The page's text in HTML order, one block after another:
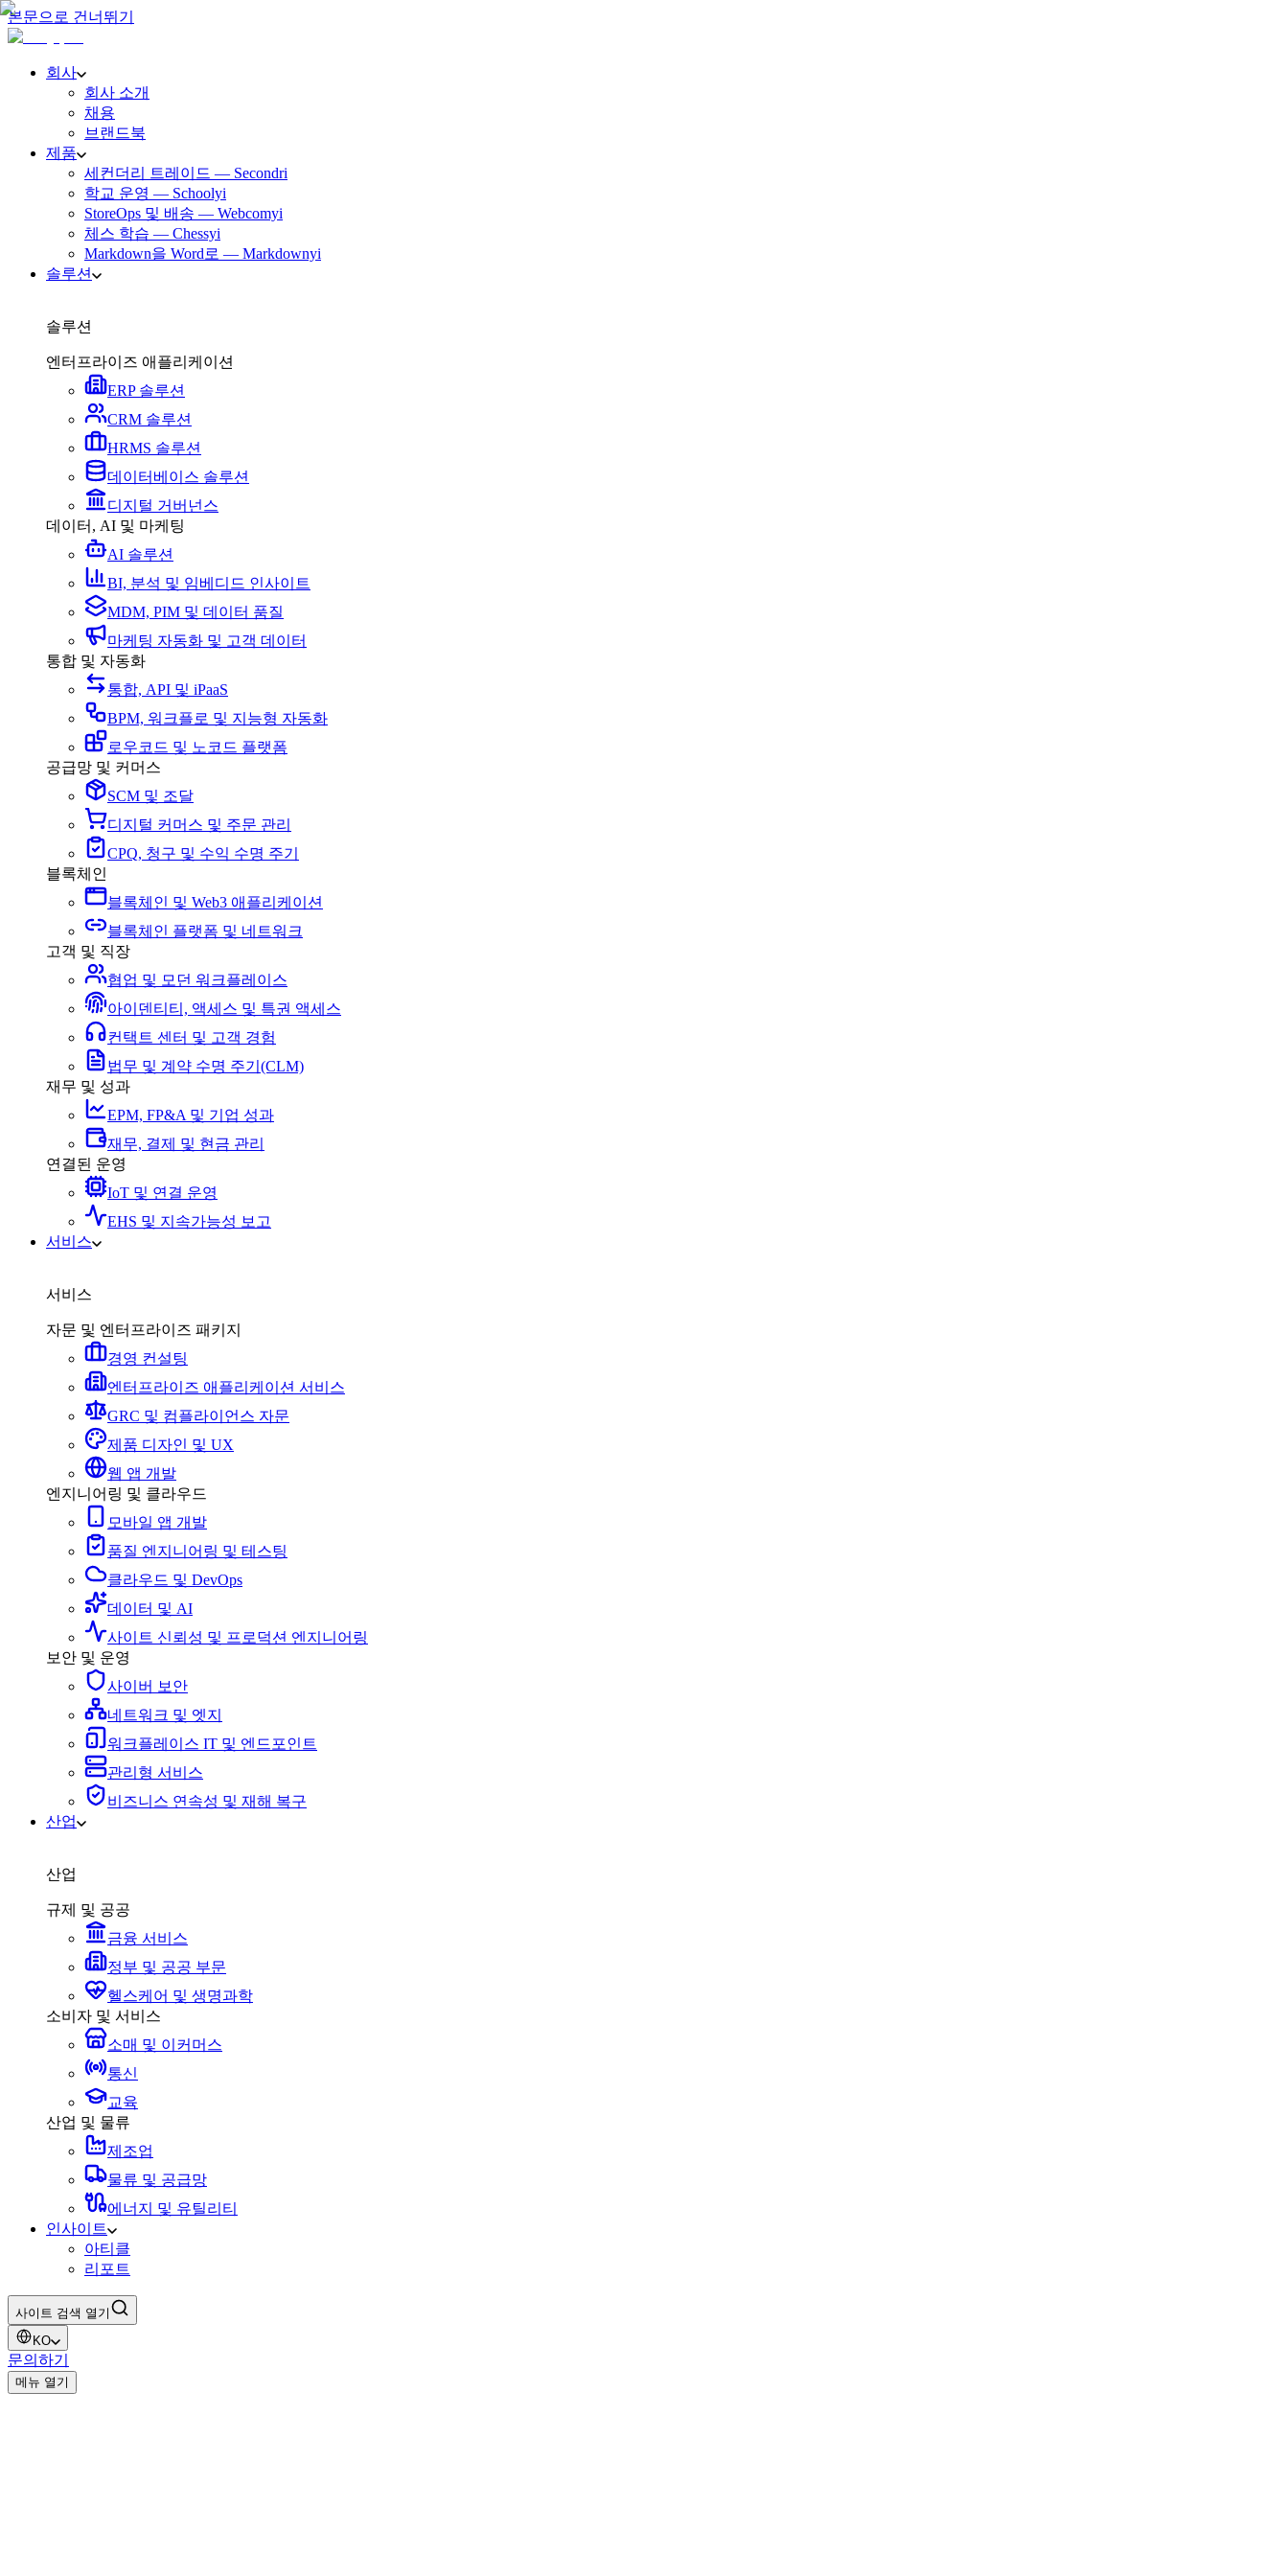
본문으로 건너뛰기
회사
회사 소개
채용
브랜드북
제품
세컨더리 트레이드 — Secondri
학교 운영 — Schoolyi
StoreOps 및 배송 — Webcomyi
체스 학습 — Chessyi
Markdown을 Word로 — Markdownyi
솔루션
솔루션
엔터프라이즈 애플리케이션
ERP 솔루션
CRM 솔루션
HRMS 솔루션
데이터베이스 솔루션
디지털 거버넌스
데이터, AI 및 마케팅
AI 솔루션
BI, 분석 및 임베디드 인사이트
MDM, PIM 및 데이터 품질
마케팅 자동화 및 고객 데이터
통합 및 자동화
통합, API 및 iPaaS
BPM, 워크플로 및 지능형 자동화
로우코드 및 노코드 플랫폼
공급망 및 커머스
SCM 및 조달
디지털 커머스 및 주문 관리
CPQ, 청구 및 수익 수명 주기
블록체인
블록체인 및 Web3 애플리케이션
블록체인 플랫폼 및 네트워크
고객 및 직장
협업 및 모던 워크플레이스
아이덴티티, 액세스 및 특권 액세스
컨택트 센터 및 고객 경험
법무 및 계약 수명 주기(CLM)
재무 및 성과
EPM, FP&A 및 기업 성과
재무, 결제 및 현금 관리
연결된 운영
IoT 및 연결 운영
EHS 및 지속가능성 보고
서비스
서비스
자문 및 엔터프라이즈 패키지
경영 컨설팅
엔터프라이즈 애플리케이션 서비스
GRC 및 컴플라이언스 자문
제품 디자인 및 UX
웹 앱 개발
엔지니어링 및 클라우드
모바일 앱 개발
품질 엔지니어링 및 테스팅
클라우드 및 DevOps
데이터 및 AI
사이트 신뢰성 및 프로덕션 엔지니어링
보안 및 운영
사이버 보안
네트워크 및 엣지
워크플레이스 IT 및 엔드포인트
관리형 서비스
비즈니스 연속성 및 재해 복구
산업
산업
규제 및 공공
금융 서비스
정부 및 공공 부문
헬스케어 및 생명과학
소비자 및 서비스
소매 및 이커머스
통신
교육
산업 및 물류
제조업
물류 및 공급망
에너지 및 유틸리티
인사이트
아티클
리포트
사이트 검색 열기
KO
문의하기
메뉴 열기